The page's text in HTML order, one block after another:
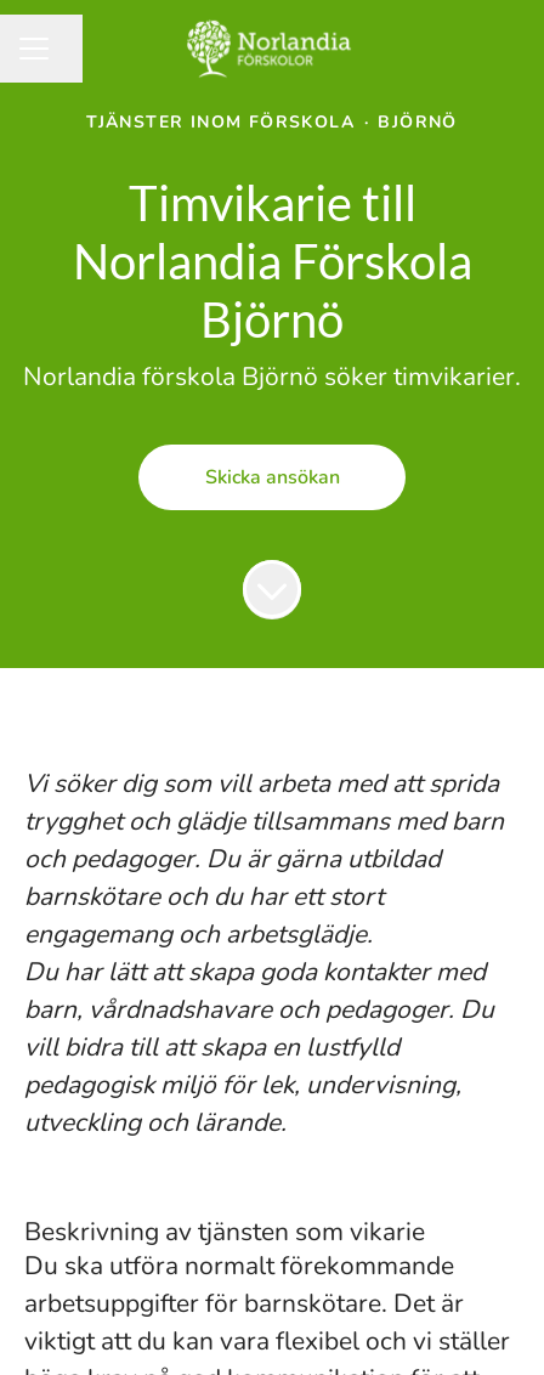
TJÄNSTER INOM FÖRSKOLA · BJÖRNÖ
Timvikarie till
Norlandia Förskola
Björnö
Norlandia förskola Björnö söker timvikarier.
Skicka ansökan
Vi söker dig som vill arbeta med att sprida
trygghet och glädje tillsammans med barn
och pedagoger. Du är gärna utbildad
barnskötare och du har ett stort
engagemang och arbetsglädje.
Du har lätt att skapa goda kontakter med
barn, vårdnadshavare och pedagoger. Du
vill bidra till att skapa en lustfylld
pedagogisk miljö för lek, undervisning,
utveckling och lärande.
Beskrivning av tjänsten som vikarie
Du ska utföra normalt förekommande
arbetsuppgifter för barnskötare. Det är
viktigt att du kan vara flexibel och vi ställer